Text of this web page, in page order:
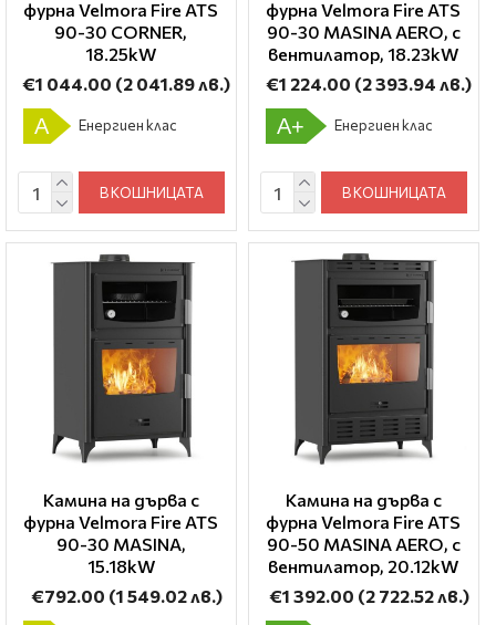
фурна Velmora Fire ATS
90-30 CORNER,
18.25kW
€1 044.00 (2 041.89 лв.)
A Енергиен клас
В КОШНИЦАТА
фурна Velmora Fire ATS
90-30 ΜΑSΙΝΑ AERO, с
вентилатор, 18.23kW
€1 224.00 (2 393.94 лв.)
A+ Енергиен клас
В КОШНИЦАТА
Камина на дърва с
фурна Velmora Fire ATS
90-30 ΜΑSΙΝΑ,
15.18kW
€792.00 (1 549.02 лв.)
Камина на дърва с
фурна Velmora Fire ATS
90-50 ΜΑSΙΝΑ AERO, с
вентилатор, 20.12kW
€1 392.00 (2 722.52 лв.)